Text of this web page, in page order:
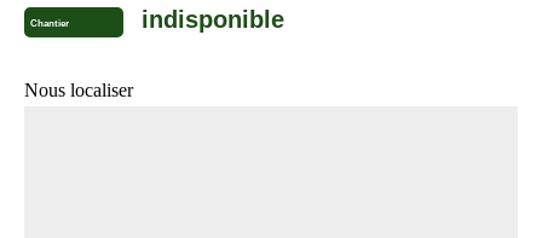
Chantier indisponible
Nous localiser